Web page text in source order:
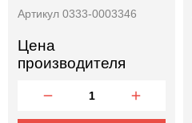
Артикул 0333-0003346
Цена
производителя